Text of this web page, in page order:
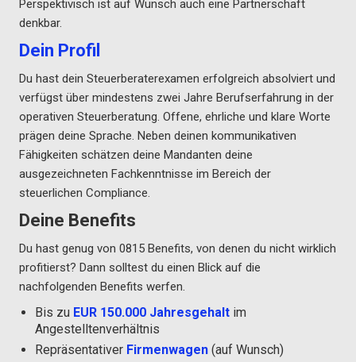
Perspektivisch ist auf Wunsch auch eine Partnerschaft
denkbar.
Dein Profil
Du hast dein Steuerberaterexamen erfolgreich absolviert und
verfügst über mindestens zwei Jahre Berufserfahrung in der
operativen Steuerberatung. Offene, ehrliche und klare Worte
prägen deine Sprache. Neben deinen kommunikativen
Fähigkeiten schätzen deine Mandanten deine
ausgezeichneten Fachkenntnisse im Bereich der
steuerlichen Compliance.
Deine Benefits
Du hast genug von 0815 Benefits, von denen du nicht wirklich
profitierst? Dann solltest du einen Blick auf die
nachfolgenden Benefits werfen.
Bis zu EUR 150.000 Jahresgehaltim
Angestelltenverhältnis
Repräsentativer Firmenwagen(auf Wunsch)